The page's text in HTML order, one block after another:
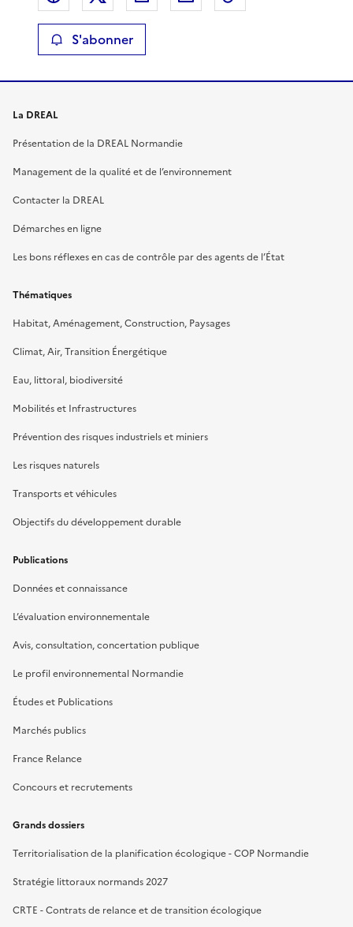
S'abonner
La DREAL
Présentation de la DREAL Normandie
Management de la qualité et de l’environnement
Contacter la DREAL
Démarches en ligne
Les bons réflexes en cas de contrôle par des agents de l’État
Thématiques
Habitat, Aménagement, Construction, Paysages
Climat, Air, Transition Énergétique
Eau, littoral, biodiversité
Mobilités et Infrastructures
Prévention des risques industriels et miniers
Les risques naturels
Transports et véhicules
Objectifs du développement durable
Publications
Données et connaissance
L’évaluation environnementale
Avis, consultation, concertation publique
Le profil environnemental Normandie
Études et Publications
Marchés publics
France Relance
Concours et recrutements
Grands dossiers
Territorialisation de la planification écologique - COP Normandie
Stratégie littoraux normands 2027
CRTE - Contrats de relance et de transition écologique